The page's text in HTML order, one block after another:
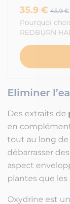
35.9 € 45.9 €
Pourquoi
REDBURN
Eliminer
Des extraits de
en
tout au long de
débarrasser
aspect
plantes que
Oxydrine est un